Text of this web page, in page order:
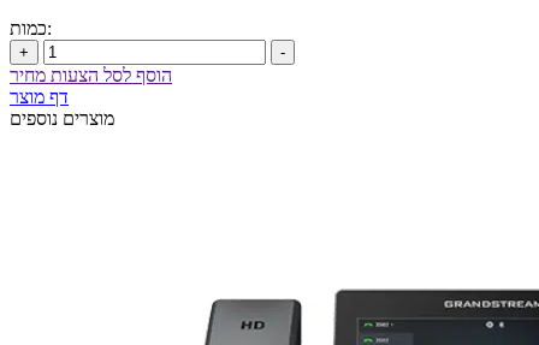
כמות:
+ -
הוסף לסל הצעות מחיר
דף מוצר
מוצרים נוספים